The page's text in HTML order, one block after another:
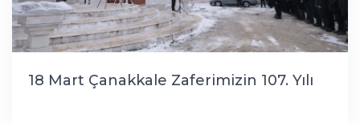
18 Mart Çanakkale Zaferimizin 107. Yılı